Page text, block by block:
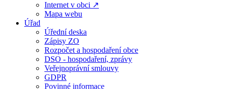
Internet v obci ↗
Mapa webu
Úřad
Úřední deska
Zápisy ZO
Rozpočet a hospodaření obce
DSO - hospodaření, zprávy
Veřejnoprávní smlouvy
GDPR
Povinné informace